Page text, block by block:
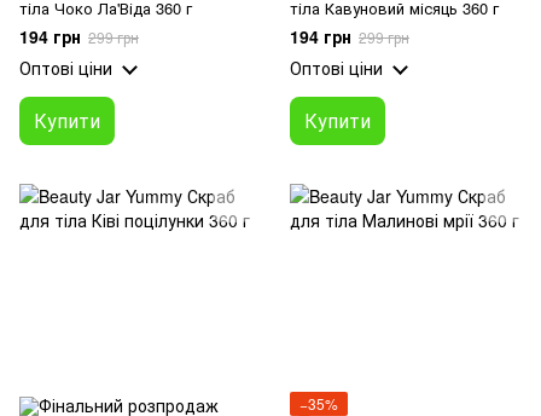
тіла Чоко Ла'Віда 360 г
194 грн 299 грн
Оптові ціни
Купити
тіла Кавуновий місяць 360 г
194 грн 299 грн
Оптові ціни
Купити
−35%